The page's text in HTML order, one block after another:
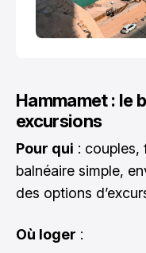
Hammamet : le
excursions
Pour qui : couples,
balnéaire simple,
des options
Où loger :